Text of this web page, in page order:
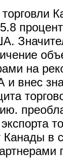
на
внес
в